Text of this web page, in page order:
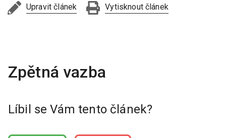
Upravit článek Vytisknout článek
Líbil se Vám tento článek?